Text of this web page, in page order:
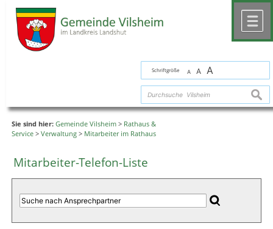
Schriftgröße A A A
Sie sind hier: Gemeinde Vilsheim > Rathaus &
Service > Verwaltung > Mitarbeiter im Rathaus
Mitarbeiter-Telefon-Liste